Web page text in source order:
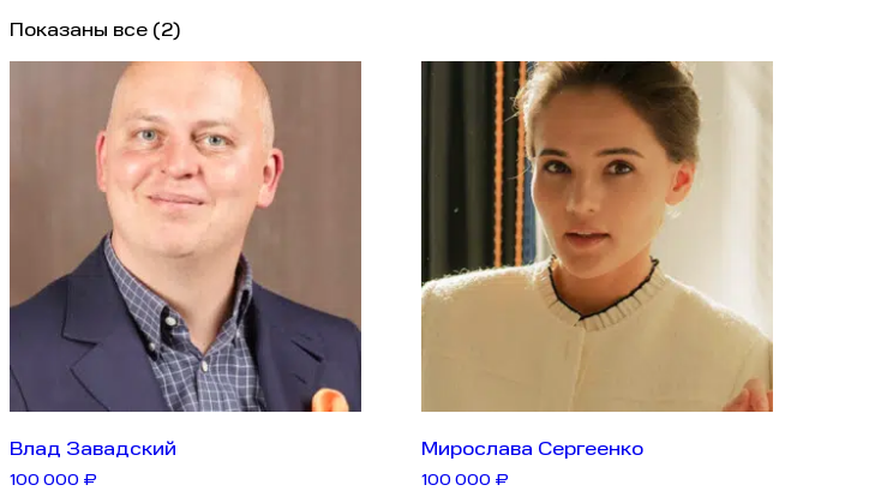
Показаны все (2)
Влад Завадский
100 000 ₽
Мирослава Сергеенко
100 000 ₽